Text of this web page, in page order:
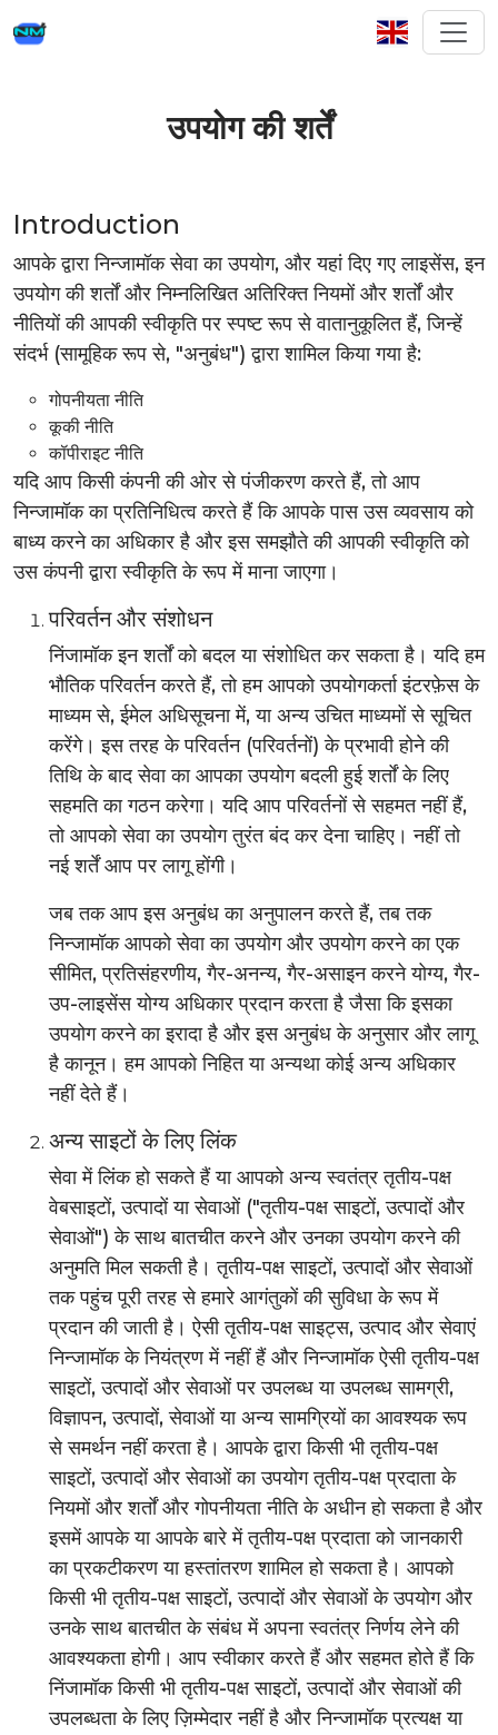
उपयोग की शर्तें
Introduction
आपके द्वारा निन्जामॉक सेवा का उपयोग, और यहां दिए गए लाइसेंस, इन
उपयोग की शर्तों और निम्नलिखित अतिरिक्त नियमों और शर्तों और
नीतियों की आपकी स्वीकृति पर स्पष्ट रूप से वातानुकूलित हैं, जिन्हें
संदर्भ (सामूहिक रूप से, "अनुबंध") द्वारा शामिल किया गया है:
गोपनीयता नीति
कूकी नीति
कॉपीराइट नीति
यदि आप किसी कंपनी की ओर से पंजीकरण करते हैं, तो आप
निन्जामॉक का प्रतिनिधित्व करते हैं कि आपके पास उस व्यवसाय को
बाध्य करने का अधिकार है और इस समझौते की आपकी स्वीकृति को
उस कंपनी द्वारा स्वीकृति के रूप में माना जाएगा।
परिवर्तन और संशोधन
निंजामॉक इन शर्तों को बदल या संशोधित कर सकता है। यदि हम
भौतिक परिवर्तन करते हैं, तो हम आपको उपयोगकर्ता इंटरफ़ेस के
माध्यम से, ईमेल अधिसूचना में, या अन्य उचित माध्यमों से सूचित
करेंगे। इस तरह के परिवर्तन (परिवर्तनों) के प्रभावी होने की
तिथि के बाद सेवा का आपका उपयोग बदली हुई शर्तों के लिए
सहमति का गठन करेगा। यदि आप परिवर्तनों से सहमत नहीं हैं,
तो आपको सेवा का उपयोग तुरंत बंद कर देना चाहिए। नहीं तो
नई शर्तें आप पर लागू होंगी।
जब तक आप इस अनुबंध का अनुपालन करते हैं, तब तक
निन्जामॉक आपको सेवा का उपयोग और उपयोग करने का एक
सीमित, प्रतिसंहरणीय, गैर-अनन्य, गैर-असाइन करने योग्य, गैर-
उप-लाइसेंस योग्य अधिकार प्रदान करता है जैसा कि इसका
उपयोग करने का इरादा है और इस अनुबंध के अनुसार और लागू
है कानून। हम आपको निहित या अन्यथा कोई अन्य अधिकार
नहीं देते हैं।
अन्य साइटों के लिए लिंक
सेवा में लिंक हो सकते हैं या आपको अन्य स्वतंत्र तृतीय-पक्ष
वेबसाइटों, उत्पादों या सेवाओं ("तृतीय-पक्ष साइटों, उत्पादों और
सेवाओं") के साथ बातचीत करने और उनका उपयोग करने की
अनुमति मिल सकती है। तृतीय-पक्ष साइटों, उत्पादों और सेवाओं
तक पहुंच पूरी तरह से हमारे आगंतुकों की सुविधा के रूप में
प्रदान की जाती है। ऐसी तृतीय-पक्ष साइट्स, उत्पाद और सेवाएं
निन्जामॉक के नियंत्रण में नहीं हैं और निन्जामॉक ऐसी तृतीय-पक्ष
साइटों, उत्पादों और सेवाओं पर उपलब्ध या उपलब्ध सामग्री,
विज्ञापन, उत्पादों, सेवाओं या अन्य सामग्रियों का आवश्यक रूप
से समर्थन नहीं करता है। आपके द्वारा किसी भी तृतीय-पक्ष
साइटों, उत्पादों और सेवाओं का उपयोग तृतीय-पक्ष प्रदाता के
नियमों और शर्तों और गोपनीयता नीति के अधीन हो सकता है और
इसमें आपके या आपके बारे में तृतीय-पक्ष प्रदाता को जानकारी
का प्रकटीकरण या हस्तांतरण शामिल हो सकता है। आपको
किसी भी तृतीय-पक्ष साइटों, उत्पादों और सेवाओं के उपयोग और
उनके साथ बातचीत के संबंध में अपना स्वतंत्र निर्णय लेने की
आवश्यकता होगी। आप स्वीकार करते हैं और सहमत होते हैं कि
निंजामॉक किसी भी तृतीय-पक्ष साइटों, उत्पादों और सेवाओं की
उपलब्धता के लिए ज़िम्मेदार नहीं है और निन्जामॉक प्रत्यक्ष या